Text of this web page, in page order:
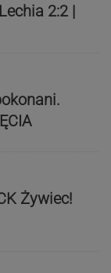
2:2 |
Żywiec!